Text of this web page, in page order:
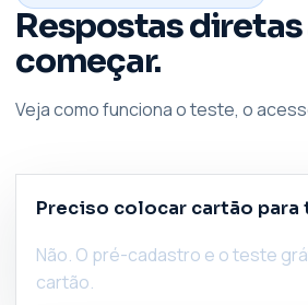
Respostas
começar.
Veja como funciona o teste, o
Preciso colocar cartão para
Não. O pré-cadastro e o teste
cartão.